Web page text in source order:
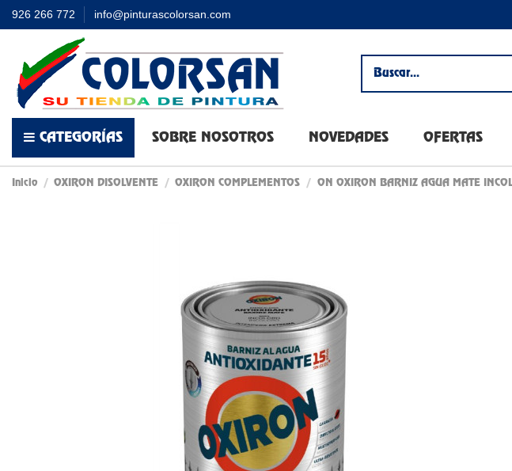
926 266 772 info@pinturascolorsan.com
CATEGORÍAS SOBRE NOSOTROS NOVEDADES OFERTAS
Inicio OXIRON DISOLVENTE OXIRON COMPLEMENTOS ON OXIRON BARNIZ AGUA MATE